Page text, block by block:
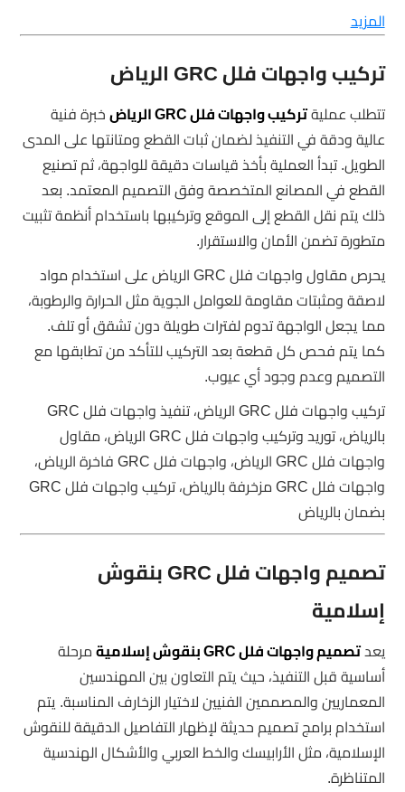
المزيد
تركيب واجهات فلل GRC الرياض
تتطلب عمليةتركيب واجهات فلل GRC الرياض
خبرة فنية
عالية ودقة في التنفيذ لضمان ثبات القطع ومتانتها على المدى
الطويل. تبدأ العملية بأخذ قياسات دقيقة للواجهة، ثم تصنيع
القطع في المصانع المتخصصة وفق التصميم المعتمد. بعد
ذلك يتم نقل القطع إلى الموقع وتركيبها باستخدام أنظمة تثبيت
متطورة تضمن الأمان والاستقرار.
يحرص مقاول واجهات فلل GRC الرياض على استخدام مواد
لاصقة ومثبتات مقاومة للعوامل الجوية مثل الحرارة والرطوبة،
مما يجعل الواجهة تدوم لفترات طويلة دون تشقق أو تلف.
كما يتم فحص كل قطعة بعد التركيب للتأكد من تطابقها مع
التصميم وعدم وجود أي عيوب.
تركيب واجهات فلل GRC الرياض، تنفيذ واجهات فلل GRC
بالرياض، توريد وتركيب واجهات فلل GRC الرياض، مقاول
واجهات فلل GRC الرياض، واجهات فلل GRC فاخرة الرياض،
واجهات فلل GRC مزخرفة بالرياض، تركيب واجهات فلل GRC
بضمان بالرياض
تصميم واجهات فلل GRC بنقوش
إسلامية
يعدتصميم واجهات فلل GRC بنقوش إسلامية
مرحلة
أساسية قبل التنفيذ، حيث يتم التعاون بين المهندسين
المعماريين والمصممين الفنيين لاختيار الزخارف المناسبة. يتم
استخدام برامج تصميم حديثة لإظهار التفاصيل الدقيقة للنقوش
الإسلامية، مثل الأرابيسك والخط العربي والأشكال الهندسية
المتناظرة.